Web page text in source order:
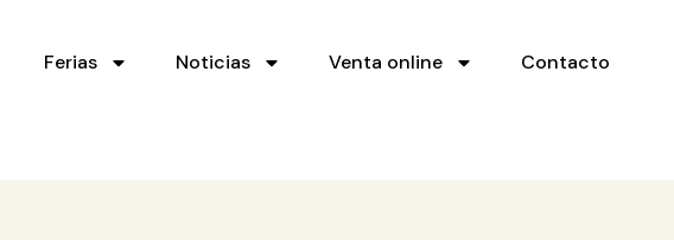
Ferias Noticias Venta online Contacto